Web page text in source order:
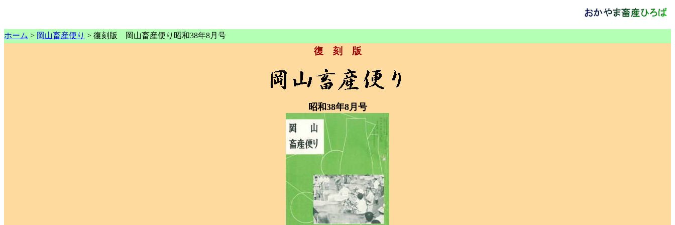
ホーム > 岡山畜産便り > 復刻版 岡山畜産便り昭和38年8月号
復 刻 版
昭和38年8月号